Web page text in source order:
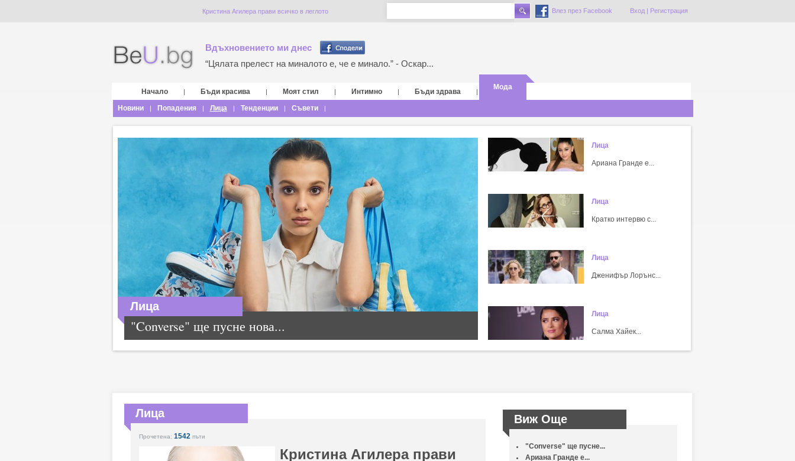
Кристина Агилера прави всичко в леглото Влез през Facebook Вход| Регистрация
Вдъхновението ми днес
“Цялата прелест на миналото е, че е минало.” - Оскар...
Начало | Бъди красива | Моят стил | Интимно | Бъди здрава |
Мода
Новини | Попадения | Лица | Тенденции | Съвети |
Лица
"Converse" ще пусне нова...
Лица
Ариана Гранде е...
Лица
Кратко интервю с...
Лица
Дженифър Лорънс...
Лица
Салма Хайек...
Лица
Прочетена: 1542 пъти
Кристина Агилера прави
Виж Още
"Converse" ще пусне...
Ариана Гранде е...